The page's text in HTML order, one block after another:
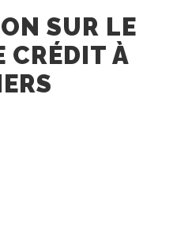
SUR LE
CRÉDIT À